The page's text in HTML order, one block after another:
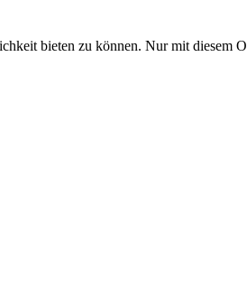
bieten zu können. Nur mit diesem